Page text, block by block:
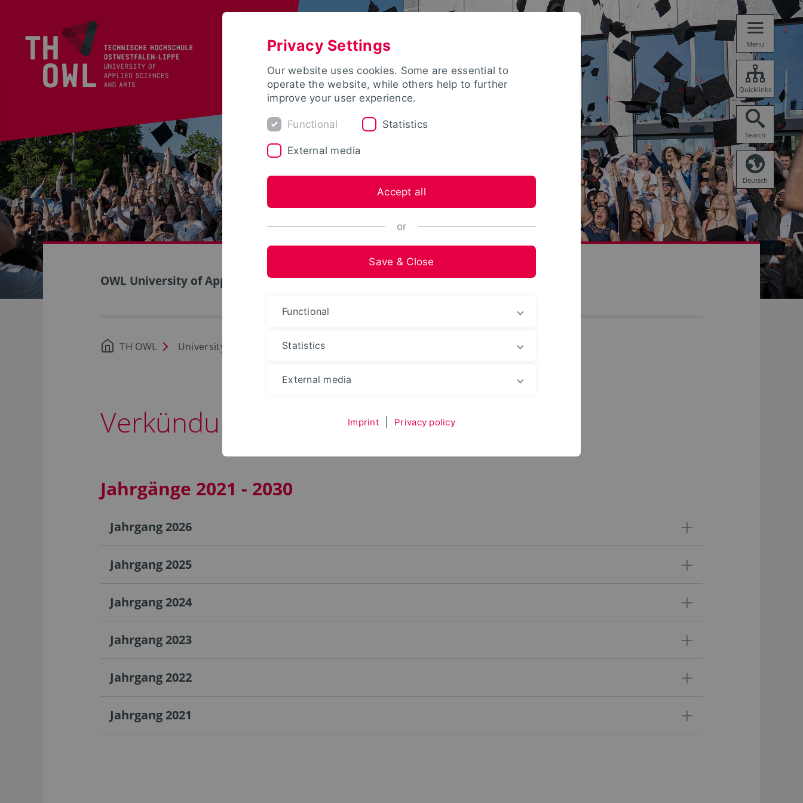
Menu
Quicklinks
Search
Deutsch
OWL University of Applied Sciences and Arts
TH OWL University Organization
Verkündungsblätter
Jahrgänge 2021 - 2030
Jahrgang 2026
Jahrgang 2025
Jahrgang 2024
Jahrgang 2023
Jahrgang 2022
Jahrgang 2021
Privacy Settings
Our website uses cookies. Some are essential to
operate the website, while others help to further
improve your user experience.
Functional Statistics
External media
Accept all
or
Save & Close
Functional
Statistics
External media
Imprint Privacy policy